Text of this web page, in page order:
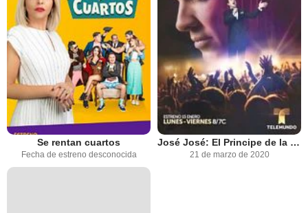
Se rentan cuartos
Fecha de estreno desconocida
José José: El Principe de la Canción
21 de marzo de 2020